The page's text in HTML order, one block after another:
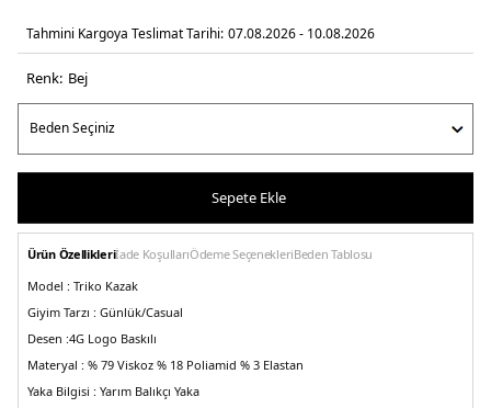
Tahmini Kargoya Teslimat Tarihi: 07.08.2026 - 10.08.2026
Renk: bej
Sepete Ekle
Ürün Özellikleriİade KoşullarıÖdeme SeçenekleriBeden Tablosu
Model : Triko Kazak
Giyim Tarzı : Günlük/Casual
Desen :4G Logo Baskılı
Materyal : % 79 Viskoz % 18 Poliamid % 3 Elastan
Yaka Bilgisi : Yarım Balıkçı Yaka